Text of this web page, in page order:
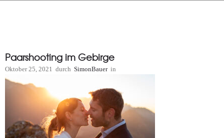
Paarshooting im Gebirge
Oktober 25, 2021 durch SimonBauer in